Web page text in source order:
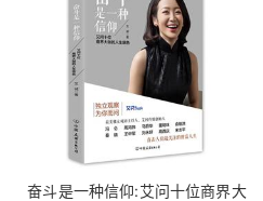
奋斗是一种信仰:艾问十位商界大